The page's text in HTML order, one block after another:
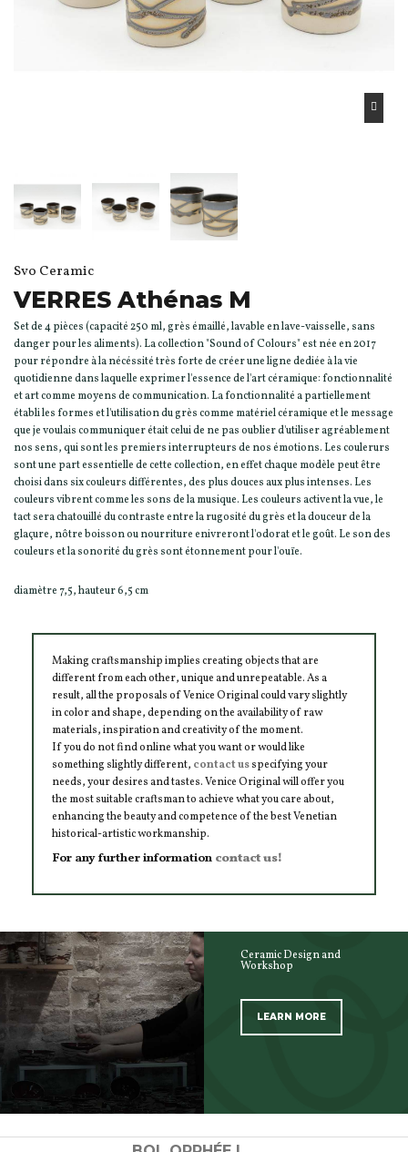
Svo Ceramic
VERRES Athénas M
Set de 4 pièces (capacité 250 ml, grès émaillé, lavable en lave-vaisselle, sans
danger pour les aliments). La collection "Sound of Colours" est née en 2017
pour répondre à la nécéssité très forte de créer une ligne dediée à la vie
quotidienne dans laquelle exprimer l'essence de l'art céramique: fonctionnalité
et art comme moyens de communication. La fonctionnalité a partiellement
établi les formes et l'utilisation du grès comme matériel céramique et le message
que je voulais communiquer était celui de ne pas oublier d'utiliser agréablement
nos sens, qui sont les premiers interrupteurs de nos émotions. Les coulerurs
sont une part essentielle de cette collection, en effet chaque modèle peut être
choisi dans six couleurs différentes, des plus douces aux plus intenses. Les
couleurs vibrent comme les sons de la musique. Les couleurs activent la vue, le
tact sera chatouillé du contraste entre la rugosité du grès et la douceur de la
glaçure, nôtre boisson ou nourriture enivreront l'odorat et le goût. Le son des
couleurs et la sonorité du grès sont étonnement pour l'ouïe.
diamètre 7,5, hauteur 6,5 cm
Making craftsmanship implies creating objects that are
different from each other, unique and unrepeatable. As a
result, all the proposals of Venice Original could vary slightly
in color and shape, depending on the availability of raw
materials, inspiration and creativity of the moment.
If you do not find online what you want or would like
something slightly different, contact usspecifying your
needs, your desires and tastes. Venice Original will offer you
the most suitable craftsman to achieve what you care about,
enhancing the beauty and competence of the best Venetian
historical-artistic workmanship.
For any further information contact us!
Ceramic Design and
Workshop
LEARN MORE